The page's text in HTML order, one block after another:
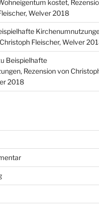
kostet,
Welver 2018
Fleischer, Welver
Beispielhafte
Rezension von
2018